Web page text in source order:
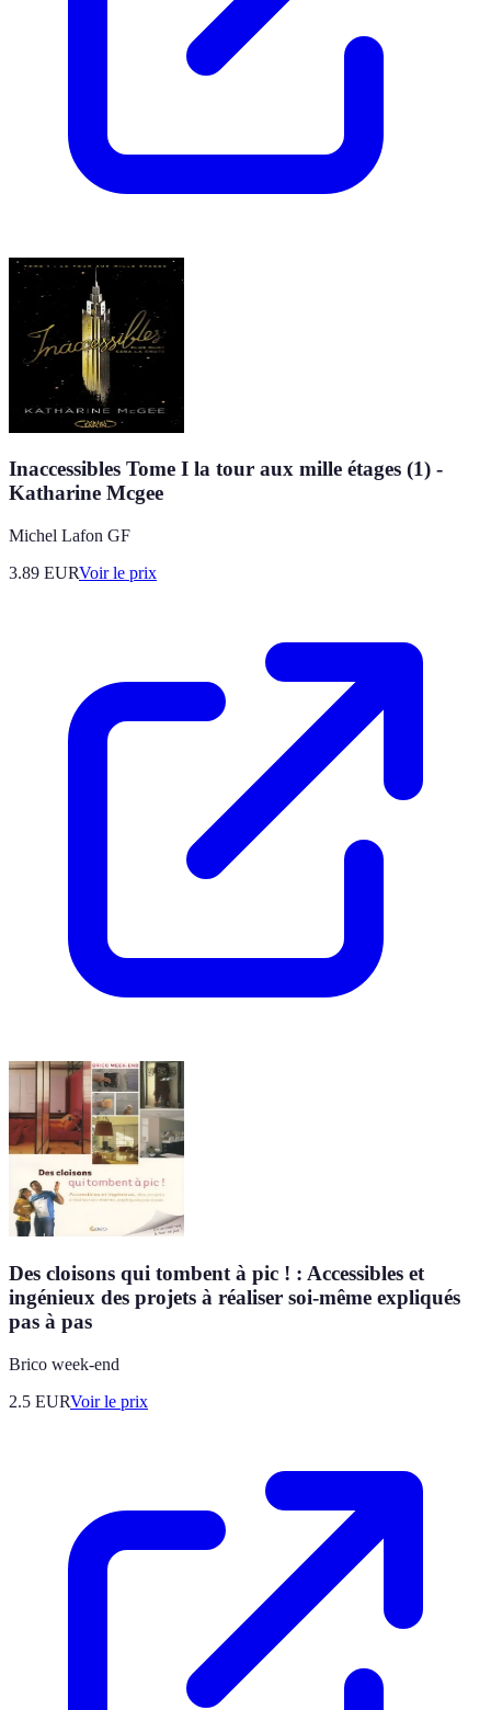
Inaccessibles Tome I la tour aux mille étages (1) -
Katharine Mcgee
Michel Lafon GF
3.89 EURVoir le prix
Des cloisons qui tombent à pic ! : Accessibles et
ingénieux des projets à réaliser soi-même expliqués
pas à pas
Brico week-end
2.5 EURVoir le prix